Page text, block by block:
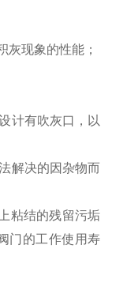
现象的性能；
计有吹灰口，以
解决的因杂物而
粘结的残留污垢
门的工作使用寿